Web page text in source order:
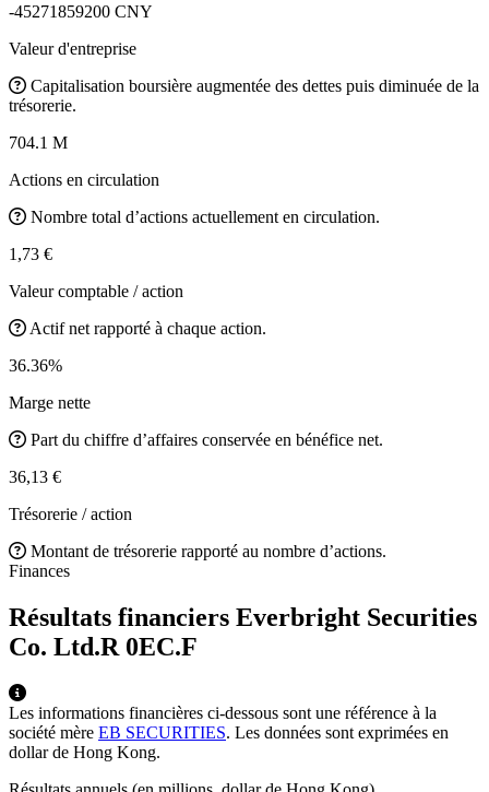
-45271859200 CNY
Valeur d'entreprise
Capitalisation boursière augmentée des dettes puis diminuée de la
trésorerie.
704.1 M
Actions en circulation
Nombre total d’actions actuellement en circulation.
1,73 €
Valeur comptable / action
Actif net rapporté à chaque action.
36.36%
Marge nette
Part du chiffre d’affaires conservée en bénéfice net.
36,13 €
Trésorerie / action
Montant de trésorerie rapporté au nombre d’actions.
Finances
Résultats financiers Everbright Securities
Co. Ltd.R 0EC.F
Les informations financières ci-dessous sont une référence à la
société mère EB SECURITIES. Les données sont exprimées en
dollar de Hong Kong.